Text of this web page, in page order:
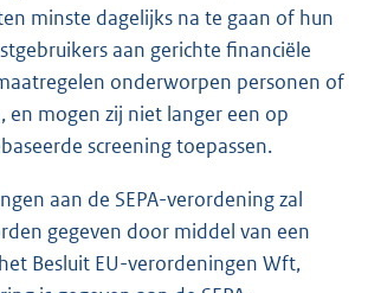
minste dagelijks na te gaan of hun
aan gerichte financiële
onderworpen personen of
en mogen zij niet langer een op
screening toepassen.
aan de SEPA-verordening zal
gegeven door middel van een
Besluit EU-verordeningen Wft,